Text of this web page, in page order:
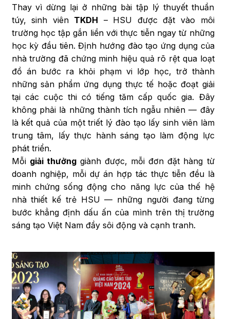
Thay vì dừng lại ở những bài tập lý thuyết thuần
túy, sinh viên TKDH – HSU được đặt vào môi
trường học tập gắn liền với thực tiễn ngay từ những
học kỳ đầu tiên. Định hướng đào tạo ứng dụng của
nhà trường đã chứng minh hiệu quả rõ rệt qua loạt
đồ án bước ra khỏi phạm vi lớp học, trở thành
những sản phẩm ứng dụng thực tế hoặc đoạt giải
tại các cuộc thi có tiếng tăm cấp quốc gia. Đây
không phải là những thành tích ngẫu nhiên — đây
là kết quả của một triết lý đào tạo lấy sinh viên làm
trung tâm, lấy thực hành sáng tạo làm động lực
phát triển.
Mỗi giải thưởnggiành được, mỗi đơn đặt hàng từ
doanh nghiệp, mỗi dự án hợp tác thực tiễn đều là
minh chứng sống động cho năng lực của thế hệ
nhà thiết kế trẻ HSU — những người đang từng
bước khẳng định dấu ấn của mình trên thị trường
sáng tạo Việt Nam đầy sôi động và cạnh tranh.